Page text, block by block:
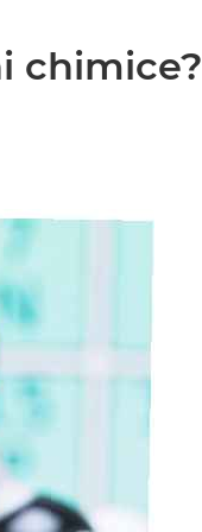
chimice?